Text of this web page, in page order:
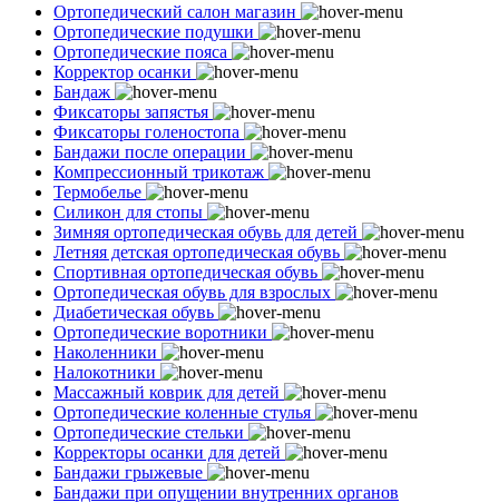
Ортопедический салон магазин
Ортопедические подушки
Ортопедические пояса
Корректор осанки
Бандаж
Фиксаторы запястья
Фиксаторы голеностопа
Бандажи после операции
Компрессионный трикотаж
Термобелье
Силикон для стопы
Зимняя ортопедическая обувь для детей
Летняя детская ортопедическая обувь
Спортивная ортопедическая обувь
Ортопедическая обувь для взрослых
Диабетическая обувь
Ортопедические воротники
Наколенники
Налокотники
Массажный коврик для детей
Ортопедические коленные стулья
Ортопедические стельки
Корректоры осанки для детей
Бандажи грыжевые
Бандажи при опущении внутренних органов